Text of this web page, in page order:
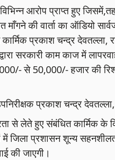
आरोप प्राप्त हुए
की वार्ता का ऑडियो
प्रकाश चन्द्र देवतल्ला,
सरकारी काम काज में
से 50,000/- हजार की
प्रकाश चन्द्र
से लेते हुए संबंधित कार्मिक के
में जिला प्रशासन शून्य
की जाएगी।